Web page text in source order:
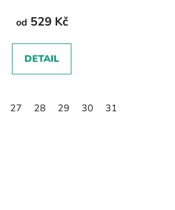
od 529 Kč
DETAIL
27 28 29 30 31